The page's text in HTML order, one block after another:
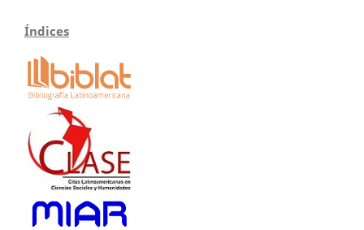
Índices